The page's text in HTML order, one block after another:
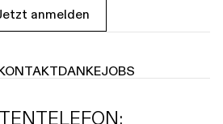
anmelden
DANKEJOBS